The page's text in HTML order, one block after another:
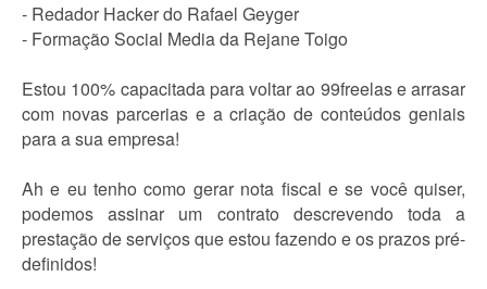
- Redador Hacker do Rafael Geyger
- Formação Social Media da Rejane Toigo
Estou 100% capacitada para voltar ao 99freelas e arrasar
com novas parcerias e a criação de conteúdos geniais
para a sua empresa!
Ah e eu tenho como gerar nota fiscal e se você quiser,
podemos assinar um contrato descrevendo toda a
prestação de serviços que estou fazendo e os prazos pré-
definidos!